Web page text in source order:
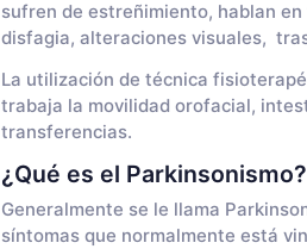
sufren de estreñimiento, hablan
disfagia, alteraciones visuales,
La utilización de técnica
trabaja la movilidad orofacial,
transferencias.
¿Qué es el Parkinsonismo?
Generalmente se le llama
síntomas que normalmente está